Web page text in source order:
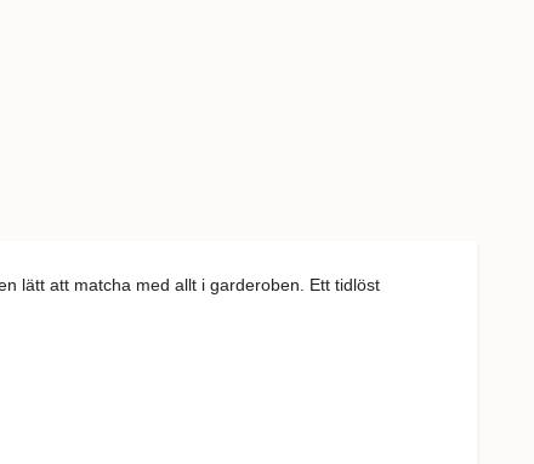
lätt att matcha med allt i garderoben. Ett tidlöst